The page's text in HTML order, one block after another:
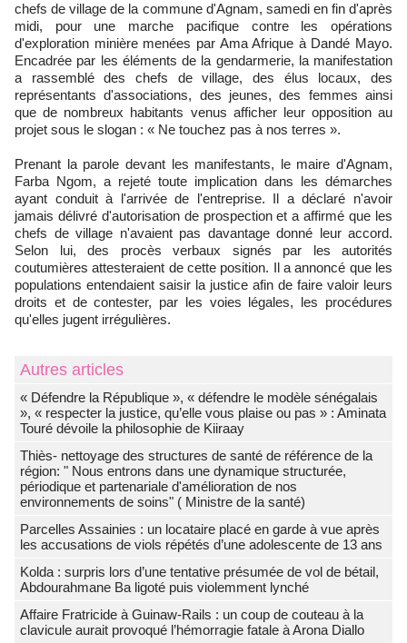
chefs de village de la commune d'Agnam, samedi en fin d'après
midi, pour une marche pacifique contre les opérations
d'exploration minière menées par Ama Afrique à Dandé Mayo.
Encadrée par les éléments de la gendarmerie, la manifestation
a rassemblé des chefs de village, des élus locaux, des
représentants d'associations, des jeunes, des femmes ainsi
que de nombreux habitants venus afficher leur opposition au
projet sous le slogan : « Ne touchez pas à nos terres ».
Prenant la parole devant les manifestants, le maire d'Agnam,
Farba Ngom, a rejeté toute implication dans les démarches
ayant conduit à l'arrivée de l'entreprise. Il a déclaré n'avoir
jamais délivré d'autorisation de prospection et a affirmé que les
chefs de village n'avaient pas davantage donné leur accord.
Selon lui, des procès verbaux signés par les autorités
coutumières attesteraient de cette position. Il a annoncé que les
populations entendaient saisir la justice afin de faire valoir leurs
droits et de contester, par les voies légales, les procédures
qu'elles jugent irrégulières.
Autres articles
« Défendre la République », « défendre le modèle sénégalais
», « respecter la justice, qu’elle vous plaise ou pas » : Aminata
Touré dévoile la philosophie de Kiiraay
Thiès- nettoyage des structures de santé de référence de la
région: " Nous entrons dans une dynamique structurée,
périodique et partenariale d'amélioration de nos
environnements de soins" ( Ministre de la santé)
Parcelles Assainies : un locataire placé en garde à vue après
les accusations de viols répétés d’une adolescente de 13 ans
Kolda : surpris lors d’une tentative présumée de vol de bétail,
Abdourahmane Ba ligoté puis violemment lynché
Affaire Fratricide à Guinaw-Rails : un coup de couteau à la
clavicule aurait provoqué l’hémorragie fatale à Arona Diallo